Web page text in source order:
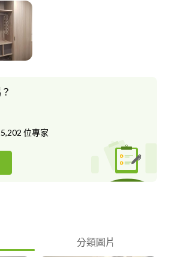
位專家
分類圖片